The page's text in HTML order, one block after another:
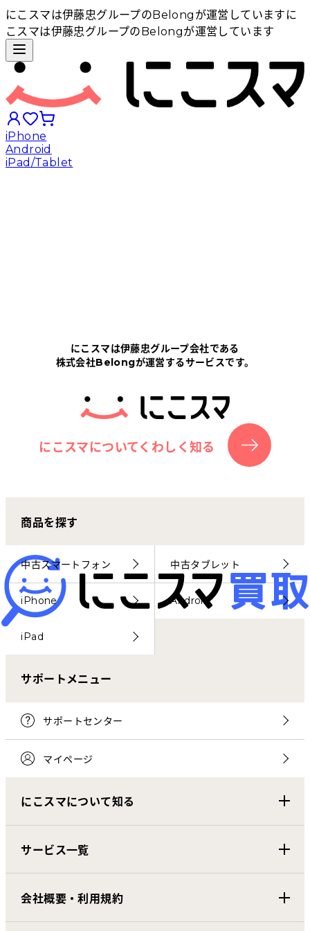
にこスマは伊藤忠グループのBelongが運営しています に
こスマは伊藤忠グループのBelongが運営しています
iPhone
Android
iPad/Tablet
にこスマについて
サポートセンター
お客さまの声
にこスマ通信
マイページ
にこスマは伊藤忠グループ会社である
株式会社Belongが運営するサービスです。
にこスマについてくわしく知る
商品を探す
中古スマートフォン 中古タブレット
iPhone Android
iPad
サポートメニュー
サポートセンター
マイページ
にこスマについて知る
サービス一覧
会社概要・利用規約